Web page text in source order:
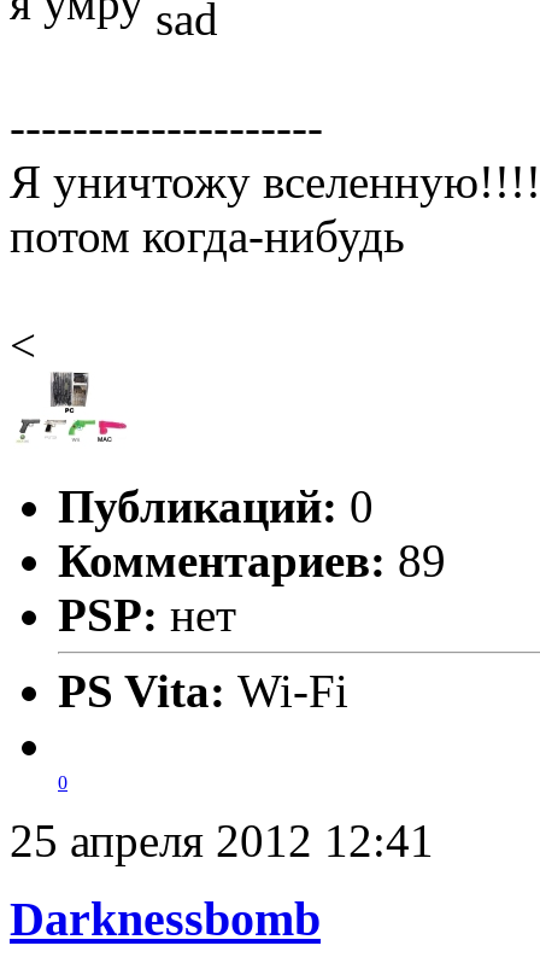
--------------------
Я уничтожу
потом когда-нибудь
<
Публикаций: 0
Комментариев: 89
PSP: нет
PS Vita: Wi-Fi
0
25 апреля 2012 12:41
Darknessbomb